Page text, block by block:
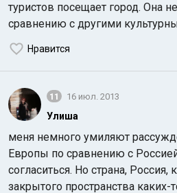
туристов посещает город. Она
сравнению с другими
Нравится
11 16 июл. 2013
Улиша
меня немного умиляют
Европы по сравнению с
согласиться. Но страна,
закрытого пространства каких-